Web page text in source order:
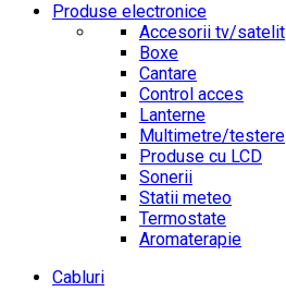
Produse electronice
Accesorii tv/satelit
Boxe
Cantare
Control acces
Lanterne
Multimetre/testere
Produse cu LCD
Sonerii
Statii meteo
Termostate
Aromaterapie
Cabluri